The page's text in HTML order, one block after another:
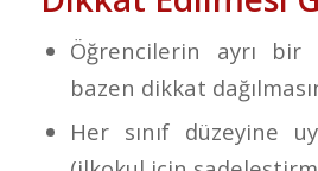
Öğrencilerin ayrı bir
bazen dikkat
Her sınıf düzeyine